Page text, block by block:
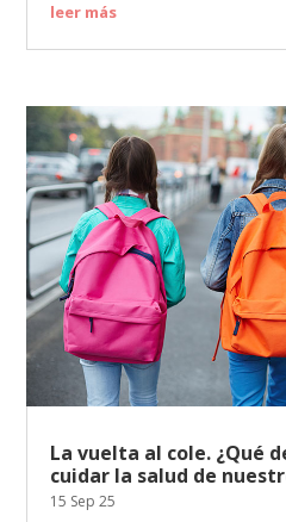
leer más
La vuelta al cole. ¿Qué
cuidar la salud de
15 Sep 25